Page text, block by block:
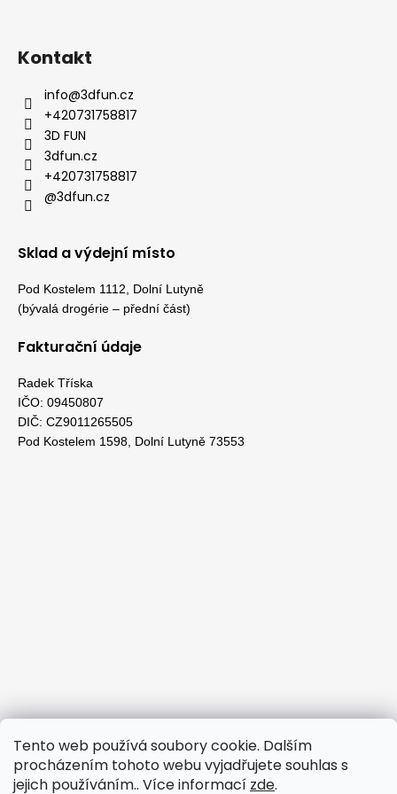
Tento web používá soubory cookie. Dalším
procházením tohoto webu vyjadřujete souhlas s
jejich používáním.. Více informací zde.
Kontakt
info@3dfun.cz
+420731758817
3D FUN
3dfun.cz
+420731758817
@3dfun.cz
Sklad a výdejní místo
Pod Kostelem 1112, Dolní Lutyně
(bývalá drogérie – přední část)
Fakturační údaje
Radek Tříska
IČO: 09450807
DIČ: CZ9011265505
Pod Kostelem 1598, Dolní Lutyně 73553